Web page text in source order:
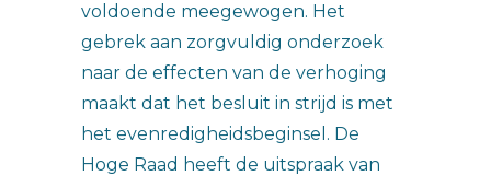
voldoende meegewogen. Het
gebrek aan zorgvuldig onderzoek
naar de effecten van de verhoging
maakt dat het besluit in strijd is met
het evenredigheidsbeginsel. De
Hoge Raad heeft de uitspraak van